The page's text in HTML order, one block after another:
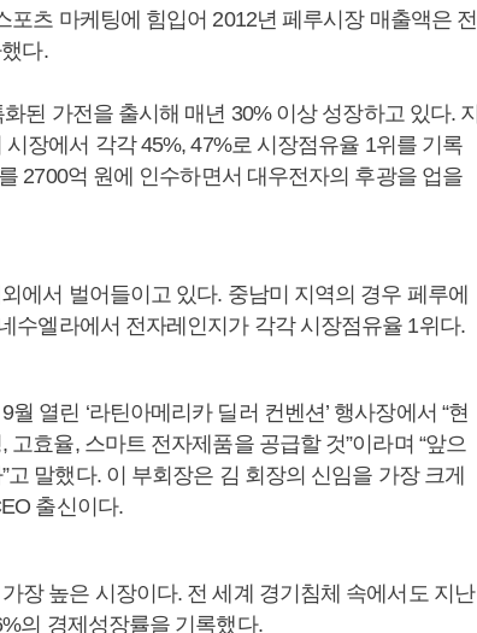
츠 마케팅에 힘입어 2012년 페루시장 매출액은 전
다.
된 가전을 출시해 매년 30% 이상 성장하고 있다. 지
장에서 각각 45%, 47%로 시장점유율 1위를 기록
2700억 원에 인수하면서 대우전자의 후광을 업을
에서 벌어들이고 있다. 중남미 지역의 경우 페루에
수엘라에서 전자레인지가 각각 시장점유율 1위다.
열린 ‘라틴아메리카 딜러 컨벤션’ 행사장에서 “현
효율, 스마트 전자제품을 공급할 것”이라며 “앞으
말했다. 이 부회장은 김 회장의 신임을 가장 크게
출신이다.
장 높은 시장이다. 전 세계 경기침체 속에서도 지난
의 경제성장률을 기록했다.